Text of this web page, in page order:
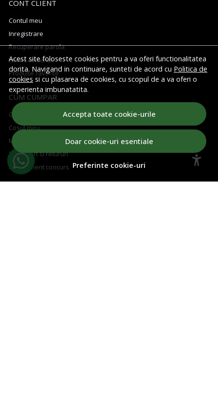
Acest site foloseste cookies pentru a va oferi functionalitatea
dorita. Navigand in continuare, sunteti de acord cu Politica de
cookies si cu plasarea de cookies, cu scopul de a va oferi o
experienta imbunatatita.
Accepta toate cookie-urile
Doar cookie-uri esentiale
Preferinte cookie-uri
CONT CLIENT
Contul meu
Inregistrare
Recuperare parola
Istoric comenzi
Produse favorite
CUM CUMPAR
Cum cumpar
Cosul meu
Metode de plata
Transport si retururi
Regulament concurs